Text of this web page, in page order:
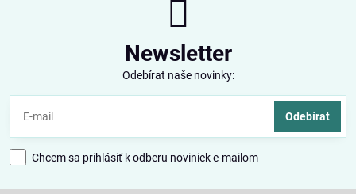
Newsletter
Odebírat naše novinky:
Odebírat
Chcem sa prihlásiť k odberu noviniek e-mailom